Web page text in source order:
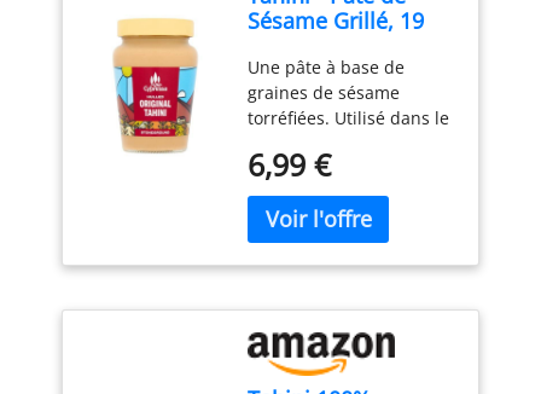
Sésame Grillé, 19
Une pâte à base de
graines de sésame
torréfiées. Utilisé dans le
salades et mangé comme
une étalée sur le toast 19
portions Convient aux
végétariens.
6,99 €